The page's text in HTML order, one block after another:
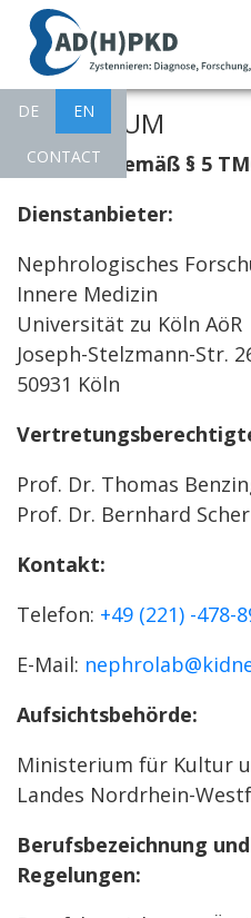
DE EN
CHANNELS
CONTACT
IMPRESSUM
Angaben gemäß § 5
Dienstanbieter:
Nephrologisches
Innere Medizin
Universität zu Köln AöR
Joseph-Stelzmann-Str.
50931 Köln
Prof. Dr. Thomas
Prof. Dr. Bernhard
Kontakt:
Telefon: +49 (221) -478-
E-Mail:
Aufsichtsbehörde:
Ministerium für Kultur
Landes Nordrhein-
Berufsbezeichnung
Regelungen: